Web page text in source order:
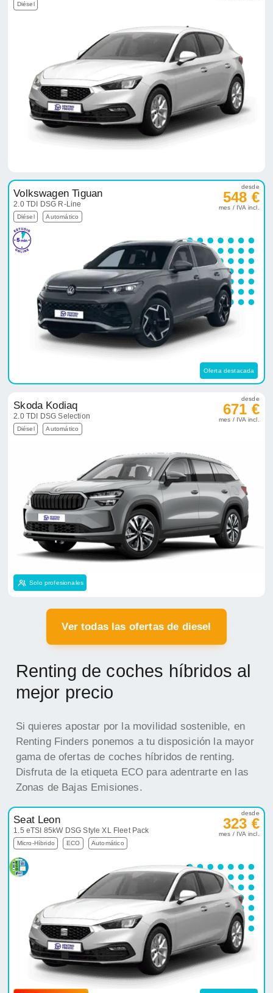
Diésel
Volkswagen Tiguan
2.0 TDI DSG R-Line
Diésel Automático
desde
548 €
mes / IVA incl.
Oferta destacada
Skoda Kodiaq
2.0 TDI DSG Selection
Diésel Automático
desde
671 €
mes / IVA incl.
Solo profesionales
Ver todas las ofertas de diesel
Renting de coches híbridos al
mejor precio
Si quieres apostar por la movilidad sostenible, en
Renting Finders ponemos a tu disposición la mayor
gama de ofertas de coches híbridos de renting.
Disfruta de la etiqueta ECO para adentrarte en las
Zonas de Bajas Emisiones.
Seat Leon
1.5 eTSI 85kW DSG Style XL Fleet Pack
Micro-Híbrido ECO Automático
desde
323 €
mes / IVA incl.